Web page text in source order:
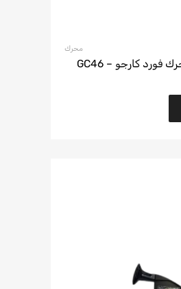
محرك
محمل ذراع محرك فورد كارجو – GC46